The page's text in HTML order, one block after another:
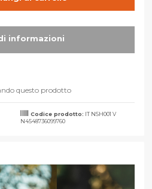
questo prodotto
Codice prodotto: IT NSH001 V
N4548736099760